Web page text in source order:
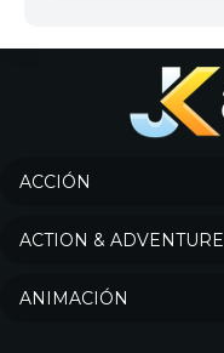
Música
ACCIÓN
ACTION & ADVENTURE
ANIMACIÓN